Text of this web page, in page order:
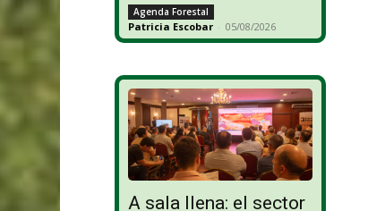
Agenda Forestal
Patricia Escobar - 05/08/2026
A sala llena: el sector